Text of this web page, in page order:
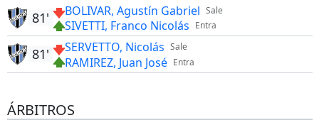
Sale
BOLIVAR, Agustín Gabriel
Entra
SIVETTI, Franco Nicolás
81'
Sale
SERVETTO, Nicolás
Entra
RAMIREZ, Juan José
81'
ÁRBITROS